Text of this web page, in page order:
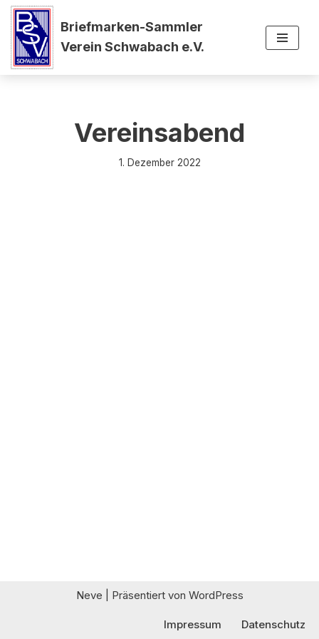
Zum
Inhalt
springen
Briefmarken-Sammler
Verein Schwabach e.V.
Vereinsabend
1. Dezember 2022
Neve | Präsentiert von WordPress
Impressum Datenschutz